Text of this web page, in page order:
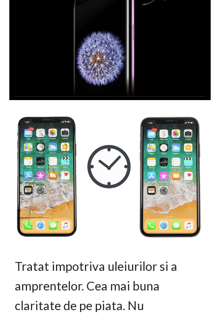
Tratat impotriva uleiurilor si a
amprentelor. Cea mai buna
claritate de pe piata. Nu